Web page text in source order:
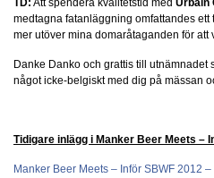
TD: Att spendera kvalitetstid med Urbain
medtagna fatanläggning omfattandes
mer utöver mina domaråtaganden för att
Danke Danko och grattis till
något icke-belgiskt med dig på mässan
Tidigare inlägg i Manker Beer Meets –
Manker Beer Meets – Inför SBWF 2012